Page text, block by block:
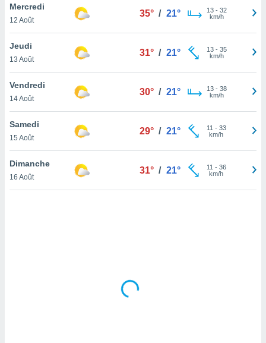
un
la
du
en
de
Mercredi
12 Août
35° / 21° 13- 32
km/h
Jeudi
13 Août
31° / 21° 13- 35
km/h
Vendredi
14 Août
30° / 21° 13- 38
km/h
Samedi
15 Août
29° / 21° 11 - 33
km/h
Dimanche
16 Août
31° / 21° 11 - 36
km/h